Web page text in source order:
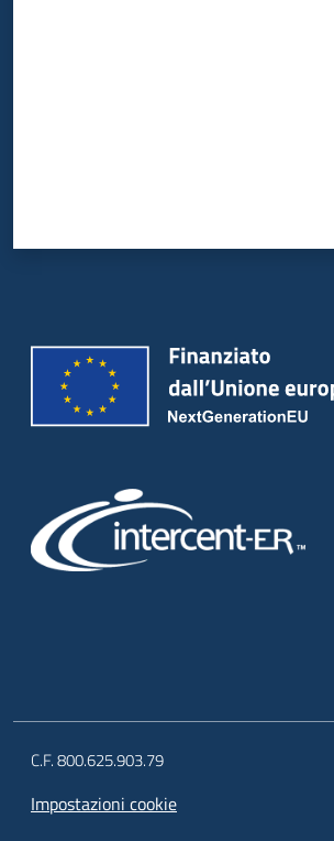
C.F. 800.625.903.79
Impostazioni cookie